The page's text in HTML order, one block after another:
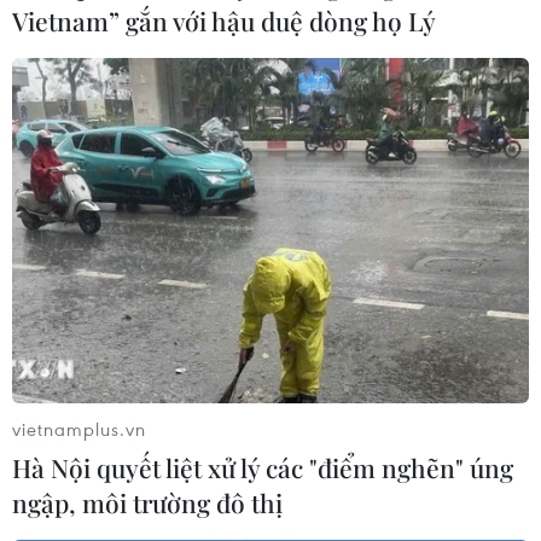
thác sau hơn 8 năm chờ đợi
04/08/2026 02:48
Amazon lần đầu tiên đạt mức vốn
hóa 3.000 tỷ USD nhờ làn sóng lạc
quan mới về AI
03/08/2026 14:35
MB chuẩn bị trả cổ tức cho cổ đông
15%, nâng vốn điều lệ lên 100.000 tỷ
03/08/2026 13:47
TotalEnergies thâu tóm một phần
Vietnam” gắn với hậu duệ dòng họ Lý
vietnamplus.vn
Hà Nội quyết liệt xử lý các "điểm nghẽn" úng
ngập, môi trường đô thị